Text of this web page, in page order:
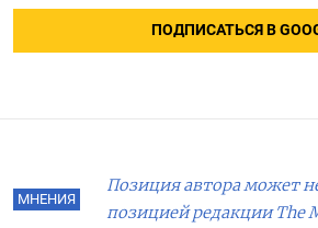
ПОДПИСАТЬСЯ В
МНЕНИЯ
Позиция автора может
позицией редакции The